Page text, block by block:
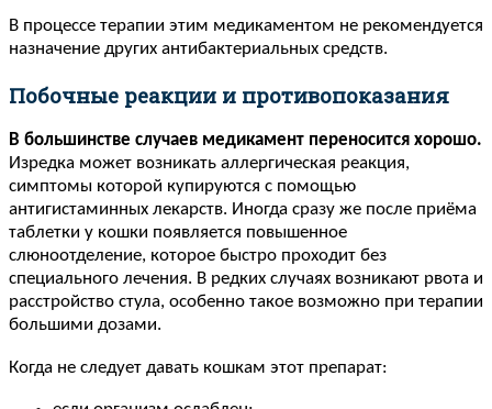
В процессе терапии этим медикаментом не рекомендуется
назначение других антибактериальных средств.
Побочные реакции и противопоказания
В большинстве случаев медикамент переносится хорошо.
Изредка может возникать аллергическая реакция,
симптомы которой купируются с помощью
антигистаминных лекарств. Иногда сразу же после приёма
таблетки у кошки появляется повышенное
слюноотделение, которое быстро проходит без
специального лечения. В редких случаях возникают рвота и
расстройство стула, особенно такое возможно при терапии
большими дозами.
Когда не следует давать кошкам этот препарат: